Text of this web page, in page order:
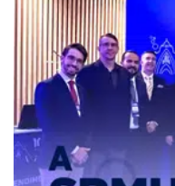
Vitality
Diabetes,
Fitness,
Health,
Relationships